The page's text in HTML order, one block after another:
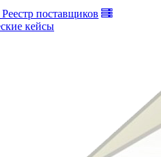
Реестр поставщиков
кейсы